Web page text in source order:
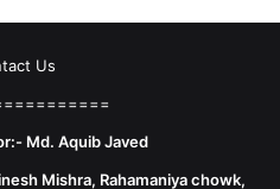
Us
Md. Aquib Javed
Mishra, Rahamaniya chowk,